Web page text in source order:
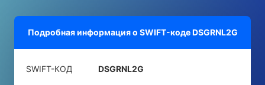
Подробная информация о SWIFT-кодеDSGRNL2G
SWIFT-КОД DSGRNL2G